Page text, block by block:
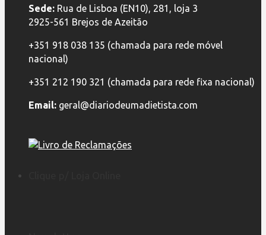
Sede: Rua de Lisboa (EN10), 281, loja 3
2925-561 Brejos de Azeitão
+351 918 038 135 (chamada para rede móvel
nacional)
+351 212 190 321 (chamada para rede fixa nacional)
Email: geral@diariodeumadietista.com